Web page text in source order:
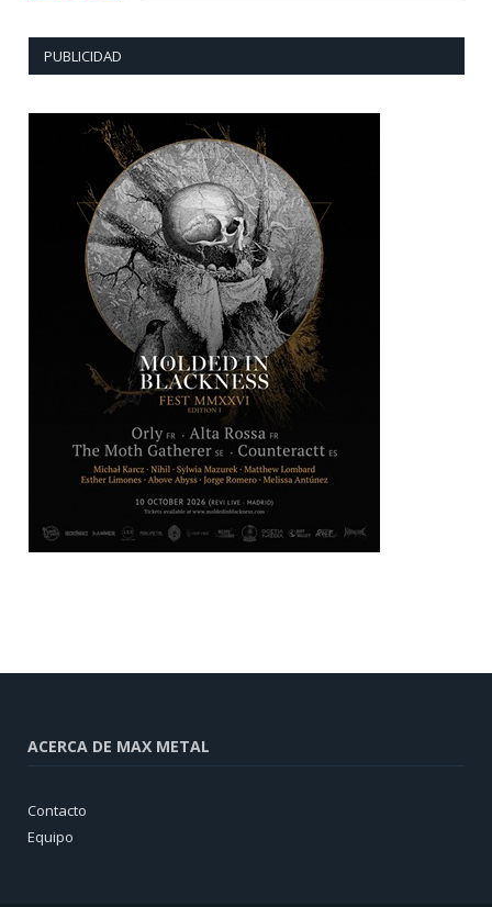
PUBLICIDAD
ACERCA DE MAX METAL
Contacto
Equipo